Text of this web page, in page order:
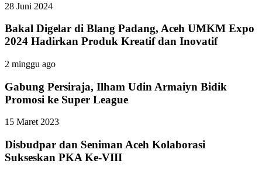
28 Juni 2024
Bakal Digelar di Blang Padang, Aceh UMKM Expo
2024 Hadirkan Produk Kreatif dan Inovatif
2 minggu ago
Gabung Persiraja, Ilham Udin Armaiyn Bidik
Promosi ke Super League
15 Maret 2023
Disbudpar dan Seniman Aceh Kolaborasi
Sukseskan PKA Ke-VIII